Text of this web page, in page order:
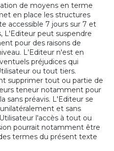
de moyens en terme
en place les structures
accessible 7 jours sur 7 et
L'Editeur peut suspendre
pour des raisons de
L'Editeur n'est en
préjudices qui
ou tout tiers.
supprimer tout ou partie de
teneur notamment pour
sans préavis. L'Editeur se
et sans
l'accès à tout ou
pourrait notamment être
termes du présent texte